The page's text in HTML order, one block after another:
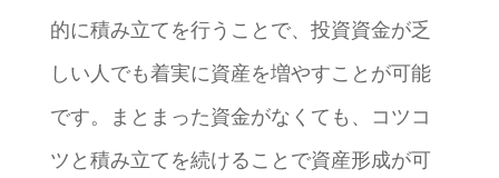
的に積み立てを行うことで、投資資金が乏
しい人でも着実に資産を増やすことが可能
です。まとまった資金がなくても、コツコ
ツと積み立てを続けることで資産形成が可